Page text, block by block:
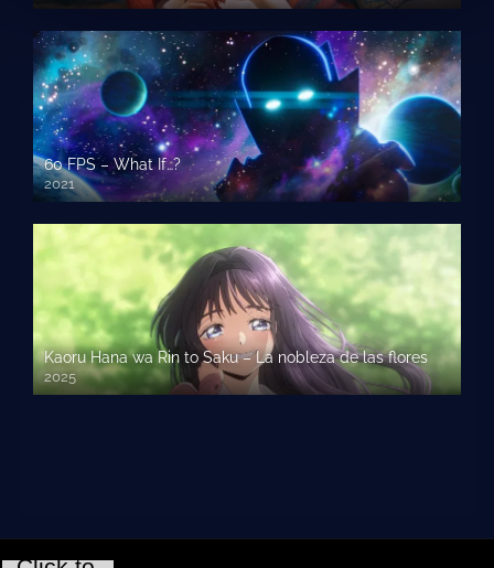
60 FPS – What If…?
2021
Kaoru Hana wa Rin to Saku – La nobleza de las flores
2025